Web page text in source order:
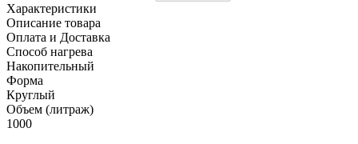
Характеристики
Описание товара
Оплата и Доставка
Способ нагрева
Накопительный
Форма
Круглый
Объем (литраж)
1000